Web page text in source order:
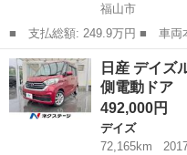
福山市
■ 支払総額: 249.9万円 ■ 車両本体価格： 2,328,000 円 ■ メーカ
ー名： 日産 ■ 車種名： セレ
ターＶ 後席モニター 純正１
ット 両...
広島 福山市 セレナ
日産 デイ
側電動ドア
492,000円
デイズ
72,165km